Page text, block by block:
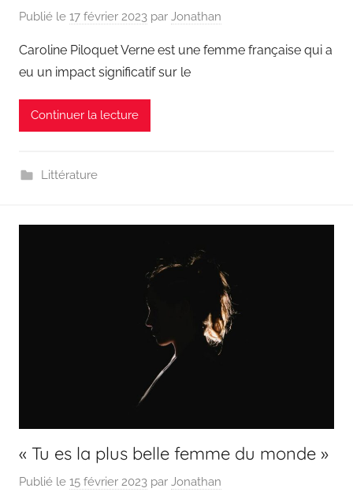
Publié le 17 février 2023 par Jonathan
Caroline Piloquet Verne est une femme française qui a
eu un impact significatif sur le
Continuer la lecture
Littérature
« Tu es la plus belle femme du monde »
Publié le 15 février 2023 par Jonathan